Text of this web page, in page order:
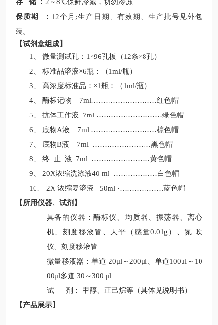
存 储 ： 2 ～8℃保鲜冷藏， 切勿冷冻
保质期
： 12个月 ;生产日期、有效期、生产批号见外包
装。
【试剂盒组成】
1、 微量测试孔： 1 ×96孔板（12条×8孔）
2、 标准品溶液×6瓶：（1ml/瓶）
3、 高浓度标准品： ×1瓶：（1ml/瓶）
4、 酶标记物 7ml………………………红色帽
5、 抗体工作液 7ml ………………………绿色帽
6、
底物A液 7ml ………………………棕色帽
7、
底物B液 7ml ……………………黑色帽
8、 终 止 液 7ml ……………………黄色帽
9、 20X浓缩洗涤液40 ml ………………白色帽
10、 2X 浓缩复溶液 50ml ·………………蓝色帽
【所用仪器、试剂 】
具备的仪器：酶标仪、均质器、振荡器、离心
机、刻度移液管、天平（感量0.01g ）、氮 吹
仪、刻度移液管
微量移液器：单道 20μl ～ 200μl 、单道100μl ～ 10
00μl多道 30 ～300 μl
试
剂： 甲醇 、正己烷等（具体见说明书）
【产品展示】